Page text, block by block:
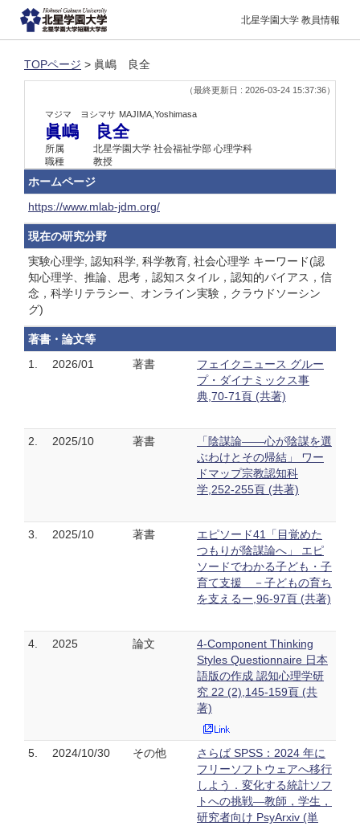
北星学園大学 教員情報
TOPページ > 眞嶋 良全
（最終更新日 : 2026-03-24 15:37:36）
マジマ ヨシマサ MAJIMA,Yoshimasa
眞嶋 良全
所属
北星学園大学 社会福祉学部 心理学科
職種
教授
ホームページ
https://www.mlab-jdm.org/
現在の研究分野
実験心理学, 認知科学, 科学教育, 社会心理学 キーワード(認
知心理学、推論、思考，認知スタイル，認知的バイアス，信
念，科学リテラシー、オンライン実験，クラウドソーシン
グ)
著書・論文等
1.
2026/01 著書
フェイクニュース グルー
プ・ダイナミックス事
典,70-71頁 (共著)
2. 2025/10 著書
「陰謀論——心が陰謀を選
ぶわけとその帰結」 ワー
ドマップ宗教認知科
学,252-255頁 (共著)
3. 2025/10 著書
エピソード41「目覚めた
つもりが陰謀論へ」 エピ
ソードでわかる子ども・子
育て支援 －子どもの育ち
を支えるー,96-97頁 (共著)
4. 2025 論文
4-Component Thinking
Styles Questionnaire 日本
語版の作成 認知心理学研
究 22 (2),145-159頁 (共
著)
5. 2024/10/30 その他
さらば SPSS：2024 年に
フリーソフトウェアへ移行
しよう．変化する統計ソフ
トへの挑戦—教師，学生，
研究者向け PsyArxiv (単